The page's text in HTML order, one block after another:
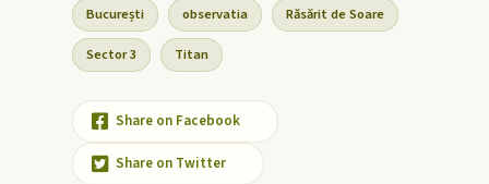
București observatia Răsărit de Soare
Sector 3 Titan
Share on Facebook
Share on Twitter